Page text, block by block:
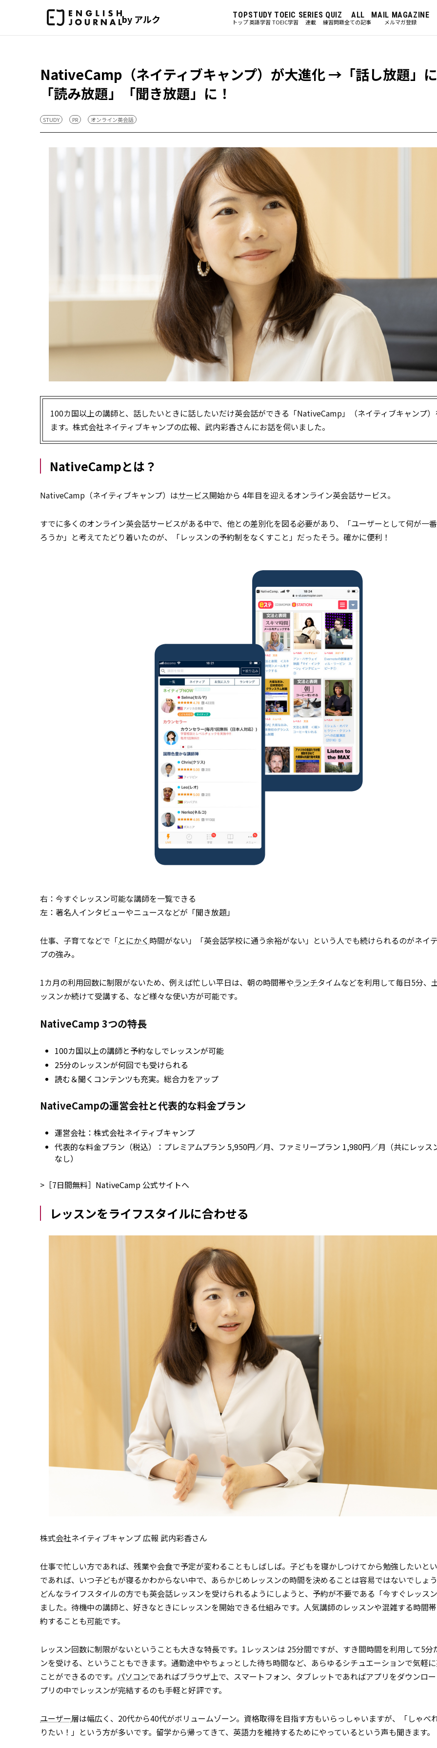
by アルク TOP
トップ
STUDY
英語学習
TOEIC
TOEIC学習
SERIES
連載
QUIZ
練習問題
ALL
全ての記事
MAIL MAGAZINE
メルマガ登録
NativeCamp（ネイティブキャンプ）が大進化 →「話し放題」
「読み放題」「聞き放題」に！
STUDY PR オンライン英会話
100カ国以上の講師と、話したいときに話したいだけ英会話ができる「NativeCamp」（ネイティブキャンプ）
ます。株式会社ネイティブキャンプの広報、武内彩香さんにお話を伺いました。
NativeCampとは？
NativeCamp（ネイティブキャンプ）はサービス開始から 4年目を迎えるオンライン英会話サービス。
すでに多くのオンライン英会話サービスがある中で、他との差別化を図る必要があり、「ユーザーとして何が一番
ろうか」と考えてたどり着いたのが、「レッスンの予約制をなくすこと」だったそう。確かに便利！
右：今すぐレッスン可能な講師を一覧できる
左：著名人インタビューやニュースなどが「聞き放題」
仕事、子育てなどで「とにかく 時間がない」「英会話学校に通う余裕がない」という人でも続けられるのがネイ
プの強み。
1カ月の利用回数に制限がないため、例えば忙しい平日は、朝の時間帯やランチタイムなどを利用して毎日5分、
ッスンか続けて受講する、など様々な使い方が可能です。
NativeCamp 3つの特長
100カ国以上の講師と予約なしでレッスンが可能
25分のレッスンが何回でも受けられる
読む＆聞くコンテンツも充実。総合力をアップ
NativeCampの運営会社と代表的な料金プラン
運営会社：株式会社ネイティブキャンプ
代表的な料金プラン（税込）：プレミアムプラン 5,950円／月、ファミリープラン 1,980円／月（共にレッス
なし）
>［7日間無料］NativeCamp 公式サイトへ
レッスンをライフスタイルに合わせる
株式会社ネイティブキャンプ 広報 武内彩香さん
仕事で忙しい方であれば、残業や会食で予定が変わることもしばしば。子どもを寝かしつけてから勉強したいと
であれば、いつ子どもが寝るかわからない中で、あらかじめレッスンの時間を決めることは容易ではないでしょう
どんなライフスタイルの方でも英会話レッスンを受けられるようにしようと、予約が不要である「今すぐレッス
ました。待機中の講師と、好きなときにレッスンを開始できる仕組みです。人気講師のレッスンや混雑する時間
約することも可能です。
レッスン回数に制限がないということも大きな特長です。1レッスンは 25分間ですが、すき間時間を利用して5分
ンを受ける、ということもできます。通勤途中やちょっとした待ち時間など、あらゆるシチュエーションで気軽
ことができるのです。 パソコンであればブラウザ上で、スマートフォン、タブレットであればアプリをダウンロ
プリの中でレッスンが完結するのも手軽と好評です。
ユーザー層は幅広く、20代から40代がボリュームゾーン。資格取得を目指す方もいらっしゃいますが、「しゃべ
りたい！」という方が多いです。留学から帰ってきて、英語力を維持するためにやっているという声も聞きます。